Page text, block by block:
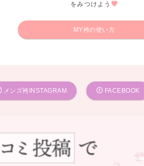
をみつけよう
MY袴の使い方
メンズ袴INSTAGRAM FACEBOOK